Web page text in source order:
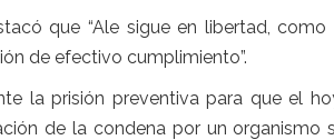
que “Ale sigue en libertad,
de efectivo cumplimiento”.
la prisión preventiva para que el
de la condena por un organismo